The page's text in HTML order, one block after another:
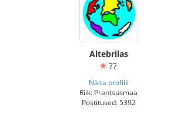
Altebrilas
77
Näita profiili
Riik: Prantsusmaa
Postitused: 5392